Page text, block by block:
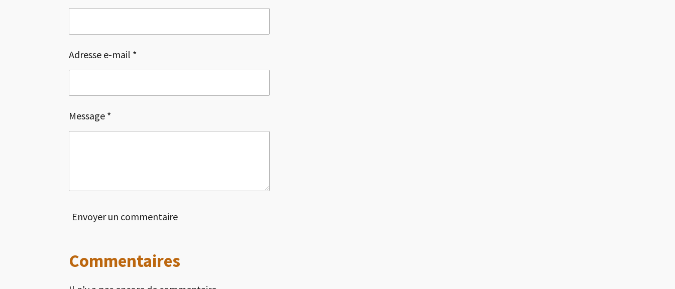
Adresse e-mail *
Message *
Envoyer un commentaire
Commentaires